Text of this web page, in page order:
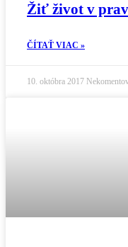
Žiť život v
ČÍTAŤ VIAC »
10. októbra 2017